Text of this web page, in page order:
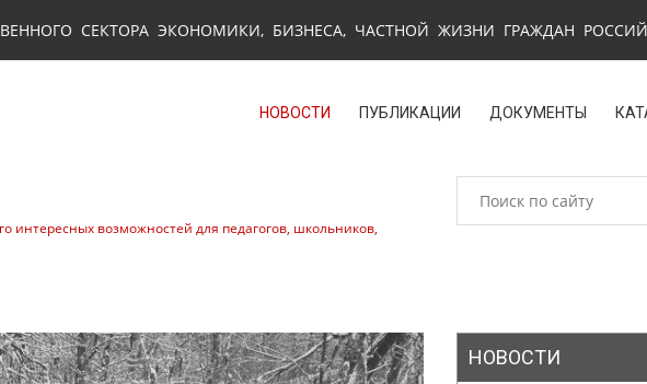
СЕКТОРА ЭКОНОМИКИ, БИЗНЕСА, ЧАСТНОЙ ЖИЗНИ ГРАЖДАН
НОВОСТИ ПУБЛИКАЦИИ ДОКУМЕНТЫ
интересных возможностей для педагогов, школьников,
НОВОСТИ